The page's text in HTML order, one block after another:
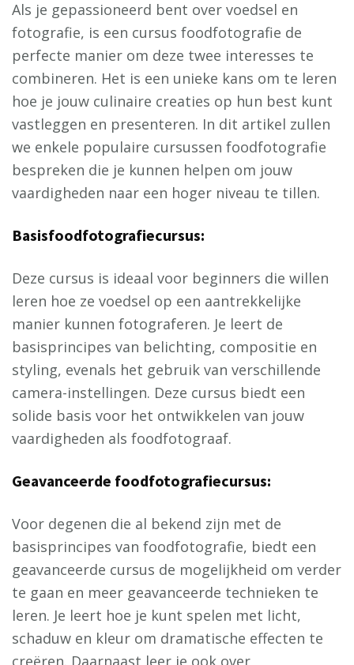
Als je gepassioneerd bent over voedsel en
fotografie, is een cursus foodfotografie de
perfecte manier om deze twee interesses te
combineren. Het is een unieke kans om te leren
hoe je jouw culinaire creaties op hun best kunt
vastleggen en presenteren. In dit artikel zullen
we enkele populaire cursussen foodfotografie
bespreken die je kunnen helpen om jouw
vaardigheden naar een hoger niveau te tillen.
Basisfoodfotografiecursus:
Deze cursus is ideaal voor beginners die willen
leren hoe ze voedsel op een aantrekkelijke
manier kunnen fotograferen. Je leert de
basisprincipes van belichting, compositie en
styling, evenals het gebruik van verschillende
camera-instellingen. Deze cursus biedt een
solide basis voor het ontwikkelen van jouw
vaardigheden als foodfotograaf.
Geavanceerde foodfotografiecursus:
Voor degenen die al bekend zijn met de
basisprincipes van foodfotografie, biedt een
geavanceerde cursus de mogelijkheid om verder
te gaan en meer geavanceerde technieken te
leren. Je leert hoe je kunt spelen met licht,
schaduw en kleur om dramatische effecten te